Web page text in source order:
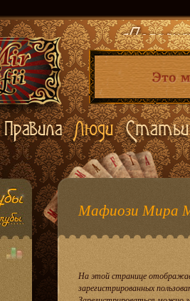
Мафиози Мира
На этой странице
зарегистрированных